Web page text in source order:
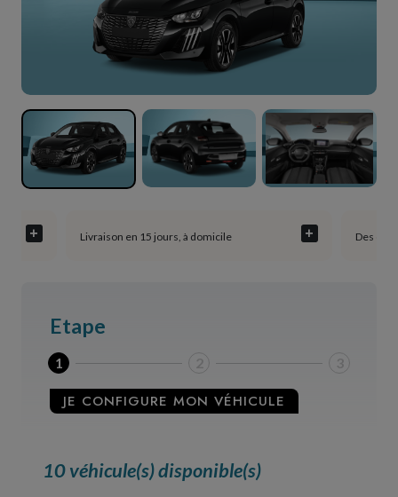
+ +
Livraison en 15 jours, à domicile Des
Etape
1 2 3
JE CONFIGURE MON VÉHICULE
10 véhicule(s) disponible(s)